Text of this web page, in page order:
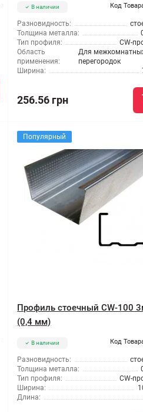
В наличии Код
Разновидность:
Толщина металла:
Тип профиля:
CW-
Область
применения:
Для
перегородок
Ширина:
256.56 грн
Популярный
Профиль стоечный CW-100
(0,4 мм)
В наличии Код
Разновидность:
Толщина металла:
Тип профиля:
CW-
Ширина:
Длина: